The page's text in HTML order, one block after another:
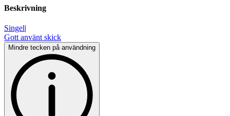
Beskrivning
Singel|
Gott använt skick
Mindre tecken på användning